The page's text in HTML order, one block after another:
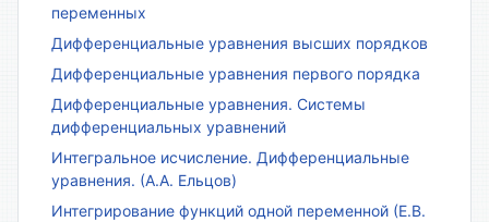
переменных
Дифференциальные уравнения высших порядков
Дифференциальные уравнения первого порядка
Дифференциальные уравнения. Системы
дифференциальных уравнений
Интегральное исчисление. Дифференциальные
уравнения. (А.А. Ельцов)
Интегрирование функций одной переменной (Е.В.